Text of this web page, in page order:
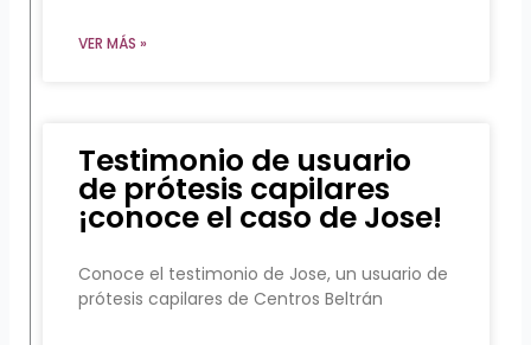
VER MÁS »
Testimonio de usuario
de prótesis capilares
¡conoce el caso de Jose!
Conoce el testimonio de Jose, un usuario de
prótesis capilares de Centros Beltrán